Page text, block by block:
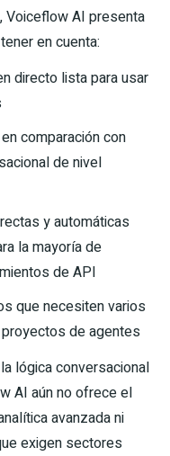
Voiceflow AI presenta
en cuenta:
directo lista para usar
comparación con
de nivel
y automáticas
la mayoría de
de API
que necesiten varios
de agentes
lógica conversacional
AI aún no ofrece el
avanzada ni
exigen sectores